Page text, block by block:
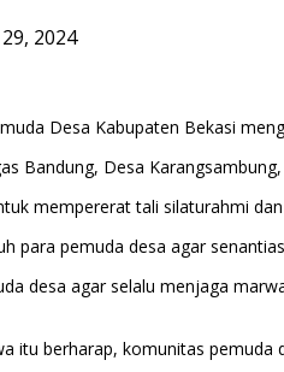
2024
Desa Kabupaten Bekasi
Bandung, Desa
mempererat tali silaturahmi
para pemuda desa agar
desa agar selalu menjaga
itu berharap, komunitas